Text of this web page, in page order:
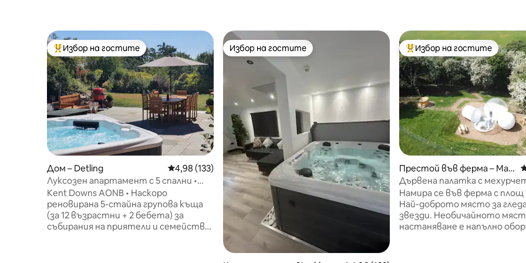
Най-популярен избор на гостите
Избор на гостите
Дом – Detling Средна оценка: 4,98 от 5, 133 отзива
4,98 (133)
Луксозен апартамент с 5 спални •
Джакузи • Игрова стая • 12 спални
места
Kent Downs AONB • Наскоро
реновирана 5-стайна групова къща
(за 12 възрастни + 2 бебета) за
събирания на приятели и семейства,
Избор на гостите
Избор на гостите Най-популярен избор на
Избор на гостите
Престой във ферма – Maid
stone
Дървена палатка с
Намира се във ферма с площ
Най-доброто място за
звезди. Необичайното
настаняване е напълно